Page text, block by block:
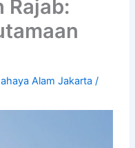
Rajab:
Alam Jakarta /